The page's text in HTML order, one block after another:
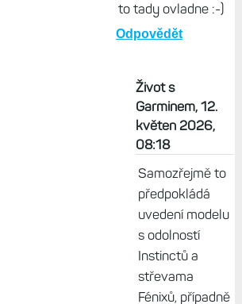
to tady ovladne :-)
Odpovědět
Život s
Garminem, 12.
květen 2026,
08:18
Samozřejmě to
předpokládá
uvedení modelu
s odolností
Instinctů a
střevama
Fénixů, případně